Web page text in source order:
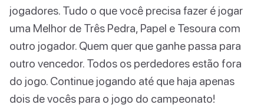
jogadores. Tudo o que você precisa fazer é jogar
uma Melhor de Três Pedra, Papel e Tesoura com
outro jogador. Quem quer que ganhe passa para
outro vencedor. Todos os perdedores estão fora
do jogo. Continue jogando até que haja apenas
dois de vocês para o jogo do campeonato!